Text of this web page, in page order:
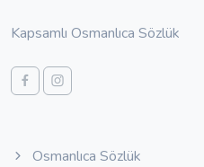
Kapsamlı Osmanlıca Sözlük
Osmanlıca Sözlük